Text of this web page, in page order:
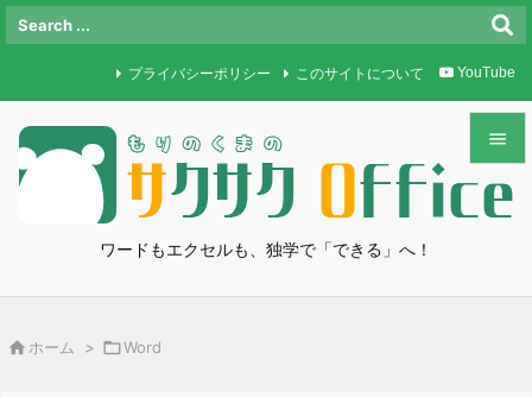
ワードもエクセルも、独学で「できる」へ！


メニュ
プライバシーポリシー このサイトについて YouTube
 ホーム > Word